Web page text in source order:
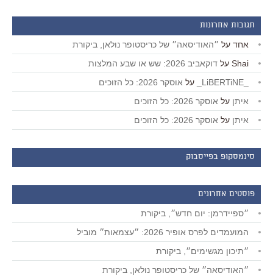
תגובות אחרונות
אחד על ״האודיסאה״ של כריסטופר נולאן, ביקורת
Shai על דוקאביב 2026: שש או שבע המלצות
על אוסקר 2026: כל הזוכים
איתן על אוסקר 2026: כל הזוכים
איתן על אוסקר 2026: כל הזוכים
סינמסקופ בפייסבוק
פוסטים אחרונים
״ספיידרמן: יום חדש״, ביקורת
המועמדים לפרס אופיר 2026: ״עצמאות״ מוביל
״תיכון מגשימים״, ביקורת
״האודיסאה״ של כריסטופר נולאן, ביקורת